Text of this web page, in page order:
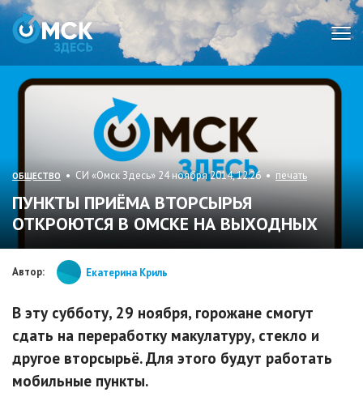
ОБЩЕСТВО • СИ «Омск Здесь» 24 ноября 2014, 12:26 • печать
ПУНКТЫ ПРИЁМА ВТОРСЫРЬЯ
ОТКРОЮТСЯ В ОМСКЕ НА ВЫХОДНЫХ
Автор: Екатерина Криль
В эту субботу, 29 ноября, горожане смогут
сдать на переработку макулатуру, стекло и
другое вторсырьё. Для этого будут работать
мобильные пункты.